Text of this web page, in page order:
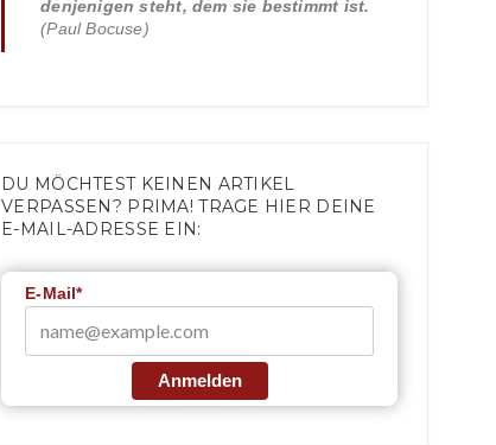
denjenigen steht, dem sie bestimmt ist.
(Paul Bocuse)
DU MÖCHTEST KEINEN ARTIKEL
VERPASSEN? PRIMA! TRAGE HIER DEINE
E-MAIL-ADRESSE EIN:
E-Mail*
Anmelden